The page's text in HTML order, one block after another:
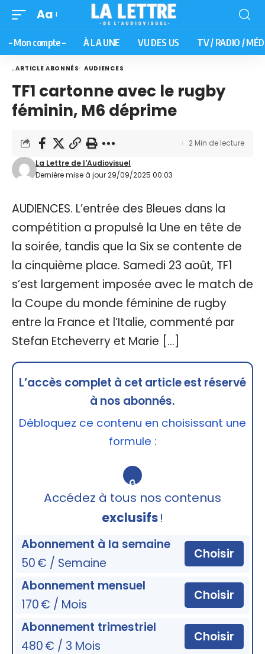
Aa
– Mon compte – À LA UNE VU DES US TV / RADIO /
. ARTICLE ABONNÉS AUDIENCES
TF1 cartonne avec le rugby
féminin, M6 déprime
Dernière mise à jour 29/09/2025 00:03
La Lettre de l'Audiovisuel
2 Min de lecture
AUDIENCES. L’entrée des Bleues dans la
compétition a propulsé la Une en tête de
la soirée, tandis que la Six se contente de
la cinquième place. Samedi 23 août, TF1
s’est largement imposée avec le match de
la Coupe du monde féminine de rugby
entre la France et l’Italie, commenté par
Stefan Etcheverry et Marie […]
L’accès complet à cet article est réservé
à nos abonnés.
Débloquez ce contenu en choisissant une
formule :
🔒
Accédez à tous nos contenus
exclusifs!
Abonnement à la semaine
50 € / Semaine
Choisir
Abonnement mensuel
170 € / Mois
Choisir
Abonnement trimestriel
480 € / 3 Mois
Choisir